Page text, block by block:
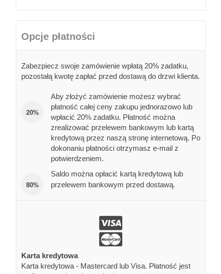
Opcje płatności
Zabezpiecz swoje zamówienie wpłatą 20% zadatku,
pozostałą kwotę zapłać przed dostawą do drzwi klienta.
20%
Aby złożyć zamówienie możesz wybrać
płatność całej ceny zakupu jednorazowo lub
wpłacić 20% zadatku. Płatność można
zrealizować przelewem bankowym lub kartą
kredytową przez naszą stronę internetową. Po
dokonaniu płatności otrzymasz e-mail z
potwierdzeniem.
80%
Saldo można opłacić kartą kredytową lub
przelewem bankowym przed dostawą.
Karta kredytowa
Karta kredytowa - Mastercard lub Visa. Płatność jest